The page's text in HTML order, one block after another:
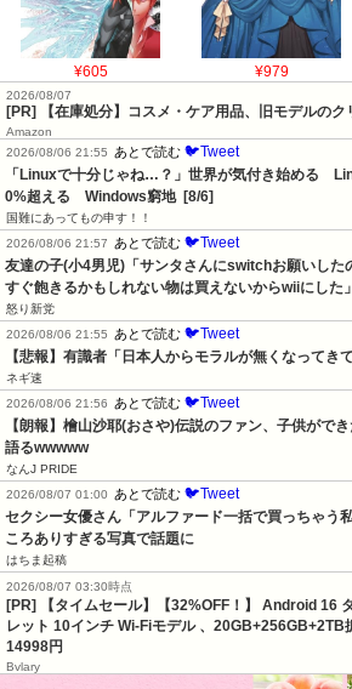
¥605 ¥979
2026/08/07
[PR] 【在庫処分】コスメ・ケア用品、旧モデルのク
Amazon
2026/08/06 21:55
あとで読む 🐦Tweet
「Linuxで十分じゃね…？」世界が気付き始める　
0%超える　Windows窮地  [8/6]
国難にあってもの申す！！
2026/08/06 21:57
あとで読む 🐦Tweet
友達の子(小4男児)「サンタさんにswitchお願いした
すぐ飽きるかもしれない物は買えないからwiiにした
怒り新党
2026/08/06 21:55
あとで読む 🐦Tweet
【悲報】有識者「日本人からモラルが無くなってき
ネギ速
2026/08/06 21:56
あとで読む 🐦Tweet
【朗報】檜山沙耶(おさや)伝説のファン、子供がで
語るwwwww
なんJ PRIDE
2026/08/07 01:00
あとで読む 🐦Tweet
セクシー女優さん「アルファード一括で買っちゃう
ころありすぎる写真で話題に
はちま起稿
2026/08/07 03:30時点
[PR] 【タイムセール】【32%OFF！】 Android 16
レット 10インチ Wi-Fiモデル 、
14998円
Bvlary